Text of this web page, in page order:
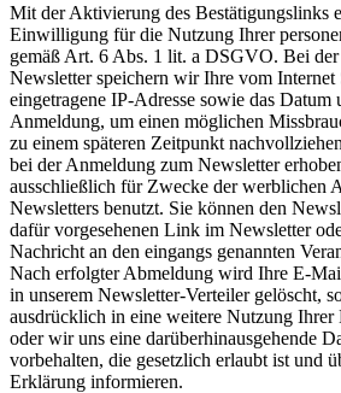
Mit der Aktivierung des Bestätigungslinks
Einwilligung für die Nutzung Ihrer
gemäß Art. 6 Abs. 1 lit. a DSGVO. Bei
Newsletter speichern wir Ihre vom
eingetragene IP-Adresse sowie das Datum
Anmeldung, um einen möglichen
zu einem späteren Zeitpunkt
bei der Anmeldung zum Newsletter
ausschließlich für Zwecke der werblichen
Newsletters benutzt. Sie können den
dafür vorgesehenen Link im Newsletter
Nachricht an den eingangs genannten
Nach erfolgter Abmeldung wird Ihre E-
in unserem Newsletter-Verteiler gelöscht,
ausdrücklich in eine weitere Nutzung
oder wir uns eine darüberhinausgehende
vorbehalten, die gesetzlich erlaubt ist und
Erklärung informieren.